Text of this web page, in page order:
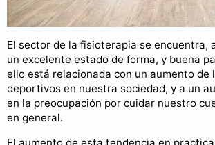
El sector de la fisioterapia se encuentra,
un excelente estado de forma, y buena
ello está relacionada con un aumento de
deportivos en nuestra sociedad, y a un
en la preocupación por cuidar nuestro
en general.